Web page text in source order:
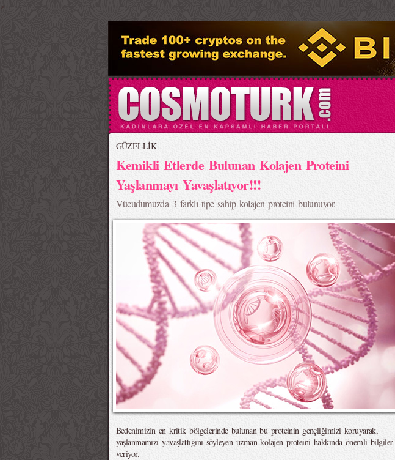
>
GÜZELLİK
Kemikli Etlerde Bulunan Kolajen Proteini
Yaşlanmayı Yavaşlatıyor!!!
Vücudumuzda 3 farklı tipe sahip kolajen proteini bulunuyor.
Bedenimizin en kritik bölgelerinde bulunan bu proteinin gençliğimizi koruyarak,
yaşlanmamızı yavaşlattığını söyleyen uzman kolajen proteini hakkında önemli bilgiler
veriyor.